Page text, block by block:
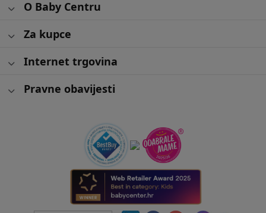
O Baby Centru
Za kupce
Internet trgovina
Pravne obavijesti